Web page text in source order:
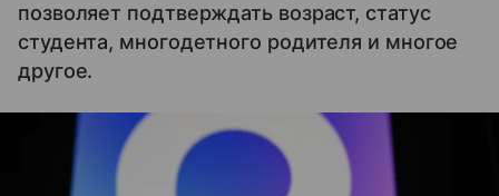
позволяет подтверждать возраст, статус
студента, многодетного родителя и многое
другое.